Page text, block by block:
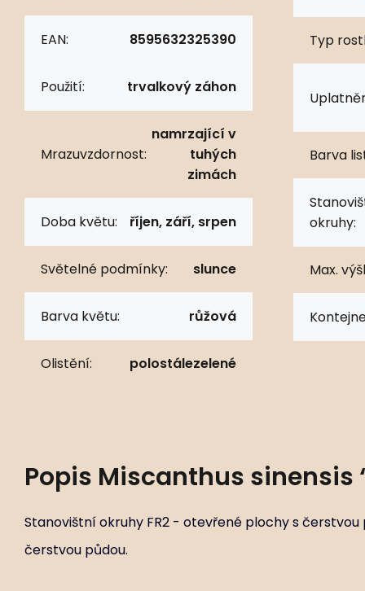
EAN: 8595632325390
Použití: trvalkový záhon
Mrazuvzdornost:
namrzající v
tuhých
zimách
Doba květu: říjen, září, srpen
Světelné podmínky: slunce
Barva květu: růžová
Olistění: polostálezelené
Typ
Barva
okruhy:
Max.
Popis Miscanthus sinensis
Stanovištní okruhy FR2 - otevřené plochy s čerstvou
čerstvou půdou.